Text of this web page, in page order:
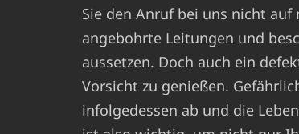
Sie den Anruf bei uns nicht auf
angebohrte Leitungen und
aussetzen. Doch auch ein
Vorsicht zu genießen.
infolgedessen ab und die